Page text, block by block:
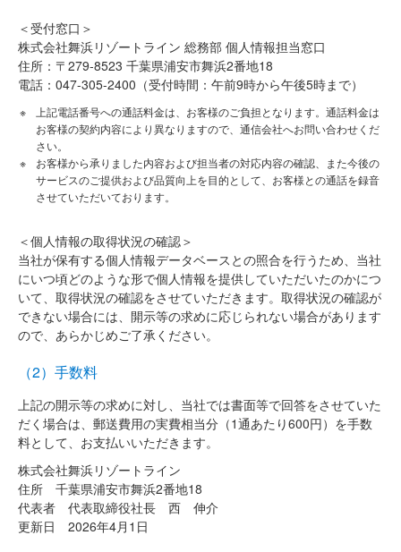
＜受付窓口＞
株式会社舞浜リゾートライン 総務部 個人情報担当窓口
住所：〒279‐8523 千葉県浦安市舞浜2番地18
電話：047-305-2400（受付時間：午前9時から午後5時まで）
上記電話番号への通話料金は、お客様のご負担となります。通話料金は
お客様の契約内容により異なりますので、通信会社へお問い合わせくだ
さい。
お客様から承りました内容および担当者の対応内容の確認、また今後の
サービスのご提供および品質向上を目的として、お客様との通話を録音
させていただいております。
＜個人情報の取得状況の確認＞
当社が保有する個人情報データベースとの照合を行うため、当社
にいつ頃どのような形で個人情報を提供していただいたのかにつ
いて、取得状況の確認をさせていただきます。取得状況の確認が
できない場合には、開示等の求めに応じられない場合があります
ので、あらかじめご了承ください。
（2）手数料
上記の開示等の求めに対し、当社では書面等で回答をさせていた
だく場合は、郵送費用の実費相当分（1通あたり600円）を手数
料として、お支払いいただきます。
株式会社舞浜リゾートライン
住所 千葉県浦安市舞浜2番地18
代表者 代表取締役社長 西 伸介
更新日 2026年4月1日